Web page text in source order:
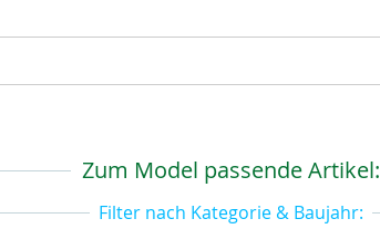
Zum Model passende Artikel:
Filter nach Kategorie & Baujahr: